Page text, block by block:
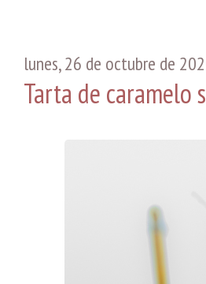
lunes, 26 de octubre de
Tarta de caramelo